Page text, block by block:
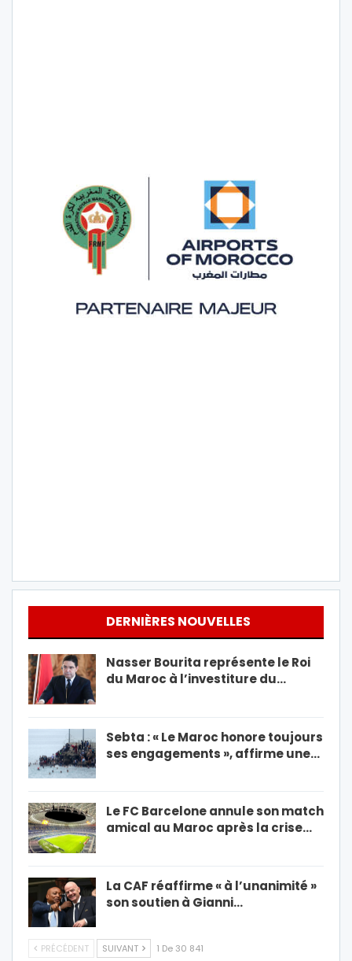
DERNIÈRES NOUVELLES
Nasser Bourita représente le Roi
du Maroc à l’investiture du…
Sebta : « Le Maroc honore toujours
ses engagements », affirme une…
Le FC Barcelone annule son match
amical au Maroc après la crise…
La CAF réaffirme « à l’unanimité »
son soutien à Gianni…
PRÉCÉDENT SUIVANT 1 De 30 841